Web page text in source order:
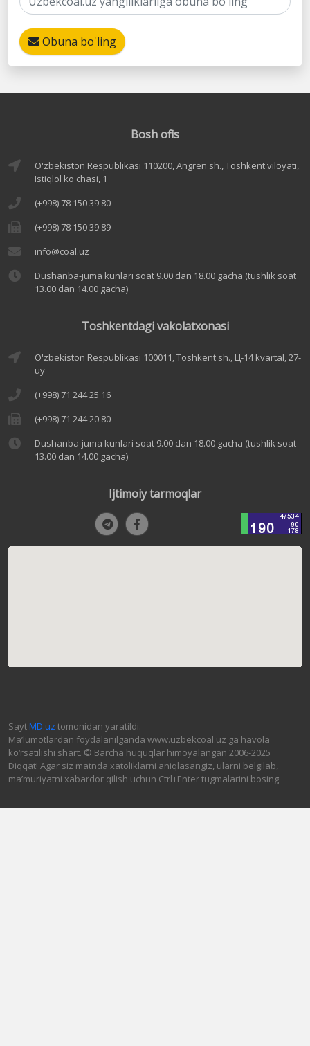
Obuna bo'ling
Bosh ofis
O'zbekiston Respublikasi 110200, Angren sh., Toshkent viloyati,
Istiqlol ko'chasi, 1
(+998) 78 150 39 80
(+998) 78 150 39 89
info@coal.uz
Dushanba-juma kunlari soat 9.00 dan 18.00 gacha (tushlik soat
13.00 dan 14.00 gacha)
Toshkentdagi vakolatxonasi
O'zbekiston Respublikasi 100011, Toshkent sh., Ц-14 kvartal, 27-
uy
(+998) 71 244 25 16
(+998) 71 244 20 80
Dushanba-juma kunlari soat 9.00 dan 18.00 gacha (tushlik soat
13.00 dan 14.00 gacha)
Ijtimoiy tarmoqlar
SaytMD.uz tomonidan yaratildi.
Ma’lumotlardan foydalanilganda www.uzbekcoal.uz ga havola
ko‘rsatilishi shart. © Barcha huquqlar himoyalangan 2006-2025
Diqqat! Agar siz matnda xatoliklarni aniqlasangiz, ularni belgilab,
ma’muriyatni xabardor qilish uchun Ctrl+Enter tugmalarini bosing.